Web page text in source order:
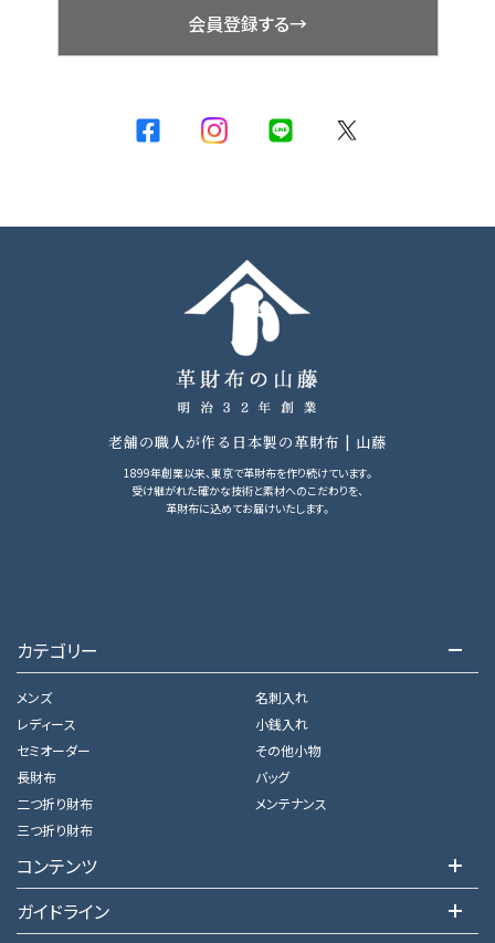
会員登録する→
老舗の職人が作る日本製の革財布 | 山藤
1899年創業以来、東京で革財布を作り続けています。
受け継がれた確かな技術と素材へのこだわりを、
革財布に込めてお届けいたします。
カテゴリー
メンズ
レディース
セミオーダー
長財布
二つ折り財布
三つ折り財布
名刺入れ
小銭入れ
その他小物
バッグ
メンテナンス
コンテンツ
ガイドライン